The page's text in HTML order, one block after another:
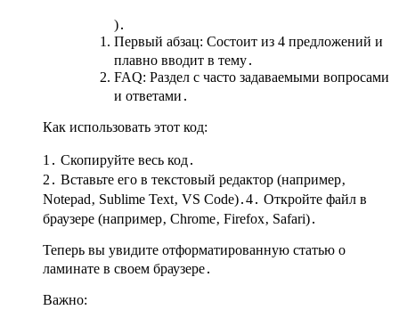
)․
Первый абзац: Состоит из 4 предложений и
плавно вводит в тему․
FAQ: Раздел с часто задаваемыми вопросами
и ответами․
Как использовать этот код:
1․ Скопируйте весь код․
2․ Вставьте его в текстовый редактор (например‚
Notepad‚ Sublime Text‚ VS Code)․4․ Откройте файл в
браузере (например‚ Chrome‚ Firefox‚ Safari)․
Теперь вы увидите отформатированную статью о
ламинате в своем браузере․
Важно: